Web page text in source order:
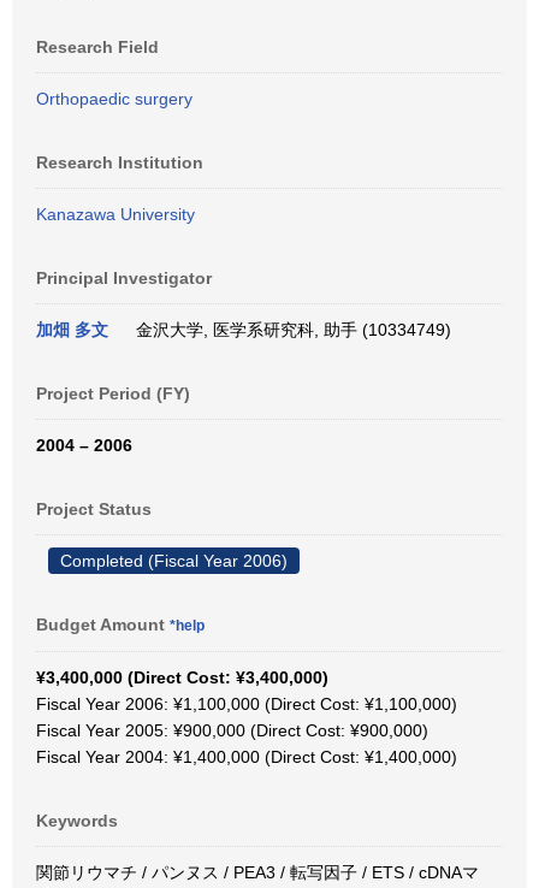
Research Field
Orthopaedic surgery
Research Institution
Kanazawa University
Principal Investigator
加畑 多文 金沢大学, 医学系研究科, 助手 (10334749)
Project Period (FY)
2004 – 2006
Project Status
Completed (Fiscal Year 2006)
Budget Amount *help
¥3,400,000 (Direct Cost: ¥3,400,000)
Fiscal Year 2006: ¥1,100,000 (Direct Cost: ¥1,100,000)
Fiscal Year 2005: ¥900,000 (Direct Cost: ¥900,000)
Fiscal Year 2004: ¥1,400,000 (Direct Cost: ¥1,400,000)
Keywords
関節リウマチ / パンヌス / PEA3 / 転写因子 / ETS / cDNAマ